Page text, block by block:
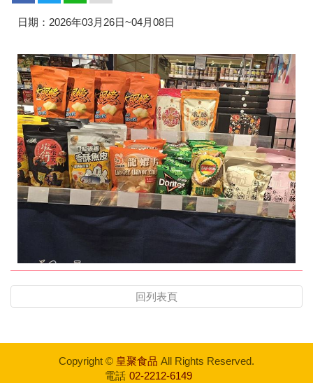
日期：2026年03月26日~04月08日
回列表頁
Copyright © 皇聚食品 All Rights Reserved.
電話 02-2212-6149